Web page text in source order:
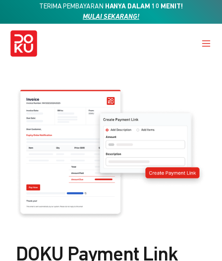
TERIMA PEMBAYARAN HANYA DALAM 10 MENIT!
MULAI SEKARANG!
DOKU Payment Link